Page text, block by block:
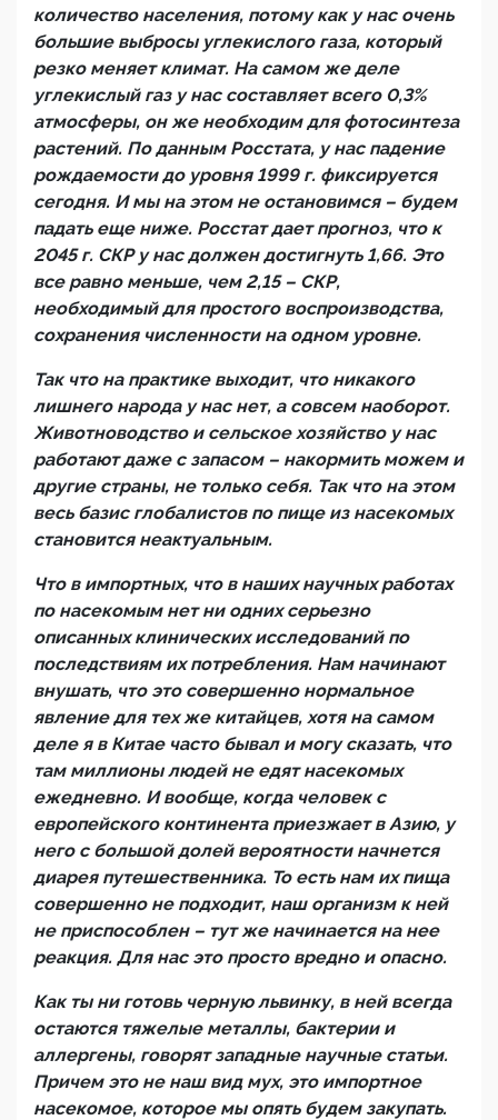
количество населения, потому как у нас очень
большие выбросы углекислого газа, который
резко меняет климат. На самом же деле
углекислый газ у нас составляет всего 0,3%
атмосферы, он же необходим для фотосинтеза
растений. По данным Росстата, у нас падение
рождаемости до уровня 1999 г. фиксируется
сегодня. И мы на этом не остановимся – будем
падать еще ниже. Росстат дает прогноз, что к
2045 г. СКР у нас должен достигнуть 1,66. Это
все равно меньше, чем 2,15 – СКР,
необходимый для простого воспроизводства,
сохранения численности на одном уровне.
Так что на практике выходит, что никакого
лишнего народа у нас нет, а совсем наоборот.
Животноводство и сельское хозяйство у нас
работают даже с запасом – накормить можем и
другие страны, не только себя. Так что на этом
весь базис глобалистов по пище из насекомых
становится неактуальным.
Что в импортных, что в наших научных работах
по насекомым нет ни одних серьезно
описанных клинических исследований по
последствиям их потребления. Нам начинают
внушать, что это совершенно нормальное
явление для тех же китайцев, хотя на самом
деле я в Китае часто бывал и могу сказать, что
там миллионы людей не едят насекомых
ежедневно. И вообще, когда человек с
европейского континента приезжает в Азию, у
него с большой долей вероятности начнется
диарея путешественника. То есть нам их пища
совершенно не подходит, наш организм к ней
не приспособлен – тут же начинается на нее
реакция. Для нас это просто вредно и опасно.
Как ты ни готовь черную львинку, в ней всегда
остаются тяжелые металлы, бактерии и
аллергены, говорят западные научные статьи.
Причем это не наш вид мух, это импортное
насекомое, которое мы опять будем закупать.